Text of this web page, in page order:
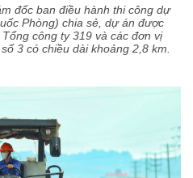
đốc ban điều hành thi công dự
Phòng) chia sẻ, dự án được
công ty 319 và các đơn vị
3 có chiều dài khoảng 2,8 km.